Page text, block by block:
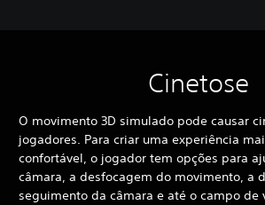
Cinetose
O movimento 3D simulado pode causar
jogadores. Para criar uma experiência
confortável, o jogador tem opções para
câmara, a desfocagem do movimento, a
seguimento da câmara e até o campo de